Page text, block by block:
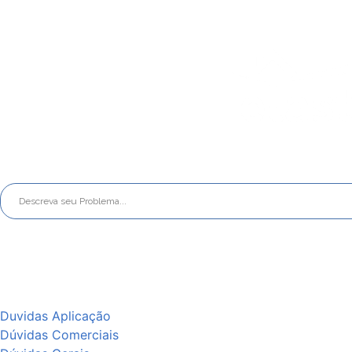
Duvidas Aplicação
Dúvidas Comerciais